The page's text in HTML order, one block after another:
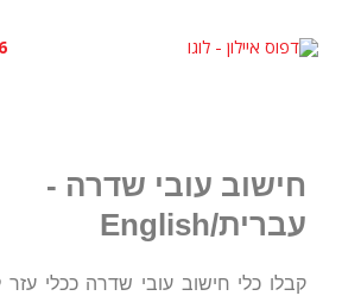
לתוכן
חישוב עובי שדרה -
עברית/English
קבלו כלי חישוב עובי שדרה ככלי